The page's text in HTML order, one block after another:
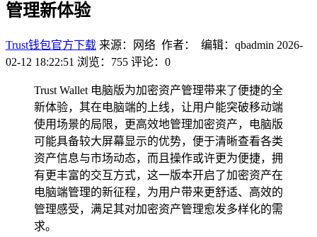
管理新体验
Trust钱包官方下载 来源：网络 作者： 编辑：qbadmin 2026-
02-12 18:22:51 浏览：755 评论：0
Trust Wallet 电脑版为加密资产管理带来了便捷的全
新体验，其在电脑端的上线，让用户能突破移动端
使用场景的局限，更高效地管理加密资产，电脑版
可能具备较大屏幕显示的优势，便于清晰查看各类
资产信息与市场动态，而且操作或许更为便捷，拥
有更丰富的交互方式，这一版本开启了加密资产在
电脑端管理的新征程，为用户带来更舒适、高效的
管理感受，满足其对加密资产管理愈发多样化的需
求。